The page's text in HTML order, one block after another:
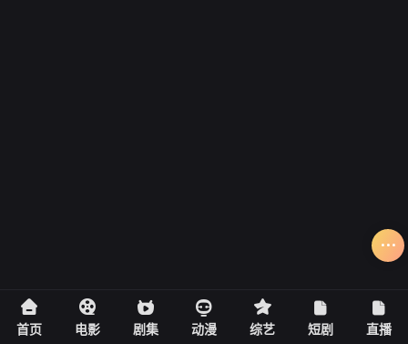
首页 电影 剧集 动漫 综艺 短剧 直播